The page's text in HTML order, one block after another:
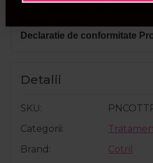
Declaratie de conformitate
Detalii
SKU
Categorii
Brand
Cotril